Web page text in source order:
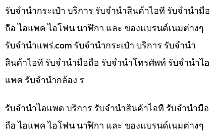
รับจำนำกระเป๋า บริการ รับจำนำสินค้าไอที รับจำนำมือ
ถือ ไอแพค ไอโฟน นาฬิกา และ ของแบรนด์เนมต่างๆ
รับจํานําแพร่.com รับจำนำกระเป๋า บริการ รับจำนำ
สินค้าไอที รับจำนำมือถือ รับจำนำโทรศัพท์ รับจำนำไอ
แพค รับจำนำกล้อง ร
รับจำนำไอแพด บริการ รับจำนำสินค้าไอที รับจำนำมือ
ถือ ไอแพค ไอโฟน นาฬิกา และ ของแบรนด์เนมต่างๆ